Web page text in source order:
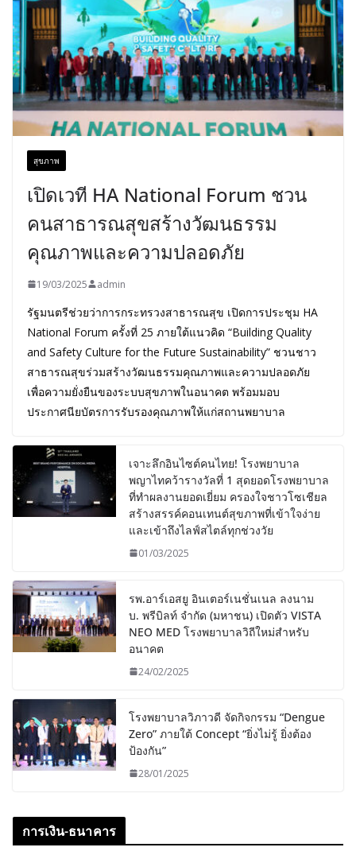
สุขภาพ
เปิดเวที HA National Forum ชวน
คนสาธารณสุขสร้างวัฒนธรรม
คุณภาพและความปลอดภัย
19/03/2025 admin
รัฐมนตรีช่วยว่าการกระทรวงสาธารณสุข เปิดการประชุม HA
National Forum ครั้งที่ 25 ภายใต้แนวคิด “Building Quality
and Safety Culture for the Future Sustainability” ชวนชาว
สาธารณสุขร่วมสร้างวัฒนธรรมคุณภาพและความปลอดภัย
เพื่อความยั่งยืนของระบบสุขภาพในอนาคต พร้อมมอบ
ประกาศนียบัตรการรับรองคุณภาพให้แก่สถานพยาบาล
เจาะลึกอินไซต์คนไทย! โรงพยาบาล
พญาไทคว้ารางวัลที่ 1 สุดยอดโรงพยาบาล
ที่ทำผลงานยอดเยี่ยม ครองใจชาวโซเชียล
สร้างสรรค์คอนเทนต์สุขภาพที่เข้าใจง่าย
และเข้าถึงไลฟ์สไตล์ทุกช่วงวัย
01/03/2025
รพ.อาร์เอสยู อินเตอร์เนชั่นเนล ลงนาม
บ. พรีบิลท์ จํากัด (มหาชน) เปิดตัว VISTA
NEO MED โรงพยาบาลวิถีใหม่สำหรับ
อนาคต
24/02/2025
โรงพยาบาลวิภาวดี จัดกิจกรรม “Dengue
Zero” ภายใต้ Concept “ยิ่งไม่รู้ ยิ่งต้อง
ป้องกัน”
28/01/2025
การเงิน-ธนาคาร